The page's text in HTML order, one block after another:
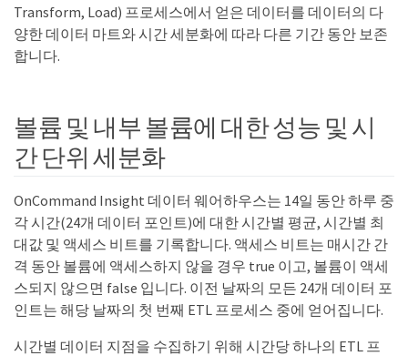
Transform, Load) 프로세스에서 얻은 데이터를 데이터의 다
양한 데이터 마트와 시간 세분화에 따라 다른 기간 동안 보존
합니다.
볼륨 및 내부 볼륨에 대한 성능 및 시
간 단위 세분화
OnCommand Insight 데이터 웨어하우스는 14일 동안 하루 중
각 시간(24개 데이터 포인트)에 대한 시간별 평균, 시간별 최
대값 및 액세스 비트를 기록합니다. 액세스 비트는 매시간 간
격 동안 볼륨에 액세스하지 않을 경우 true 이고, 볼륨이 액세
스되지 않으면 false 입니다. 이전 날짜의 모든 24개 데이터 포
인트는 해당 날짜의 첫 번째 ETL 프로세스 중에 얻어집니다.
시간별 데이터 지점을 수집하기 위해 시간당 하나의 ETL 프